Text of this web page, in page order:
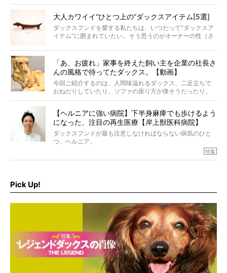
と違う事態に陥ったり。そんなお悩み全開なダックスの様
大人カワイイ“ひとつ上の”ダックスアイテム[5選]
ダックスフンドを愛する私たちは、いつだって“ダックスア
イテム”に囲まれていたい。そう思うのがオーナーの性（さ
ムをご紹介。
「あ、お疲れ」家事を終えた飼い主を企業の社長さ
んの風格で待ってたダックス。【動画】
今回ご紹介するのは、人間味溢れるダックス。二足立ちで
おねだりしていたり、ソファの座り方が偉そうだったり。
今にも言葉を発しそうなダックスの姿は、もう人間にしか
【ヘルニアに強い病院】下半身麻痺でも歩けるよう
になった、注目の再生医療【岸上獣医科病院】
ダックスフンドが最も注意しなければならない病気のひと
つ、ヘルニア。
特集『ヘルニアに、負けない』では、ヘルニアに強い動物
を点滴投与する治療により、歩けなかった子が投与37日で
特集
Pick Up!